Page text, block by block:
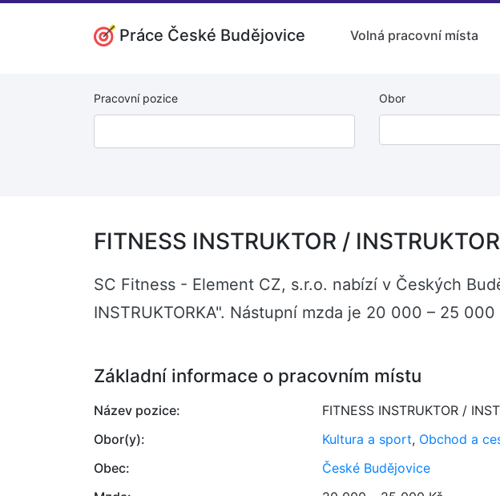
Práce České Budějovice Volná pracovní místa
Pracovní pozice Obor
FITNESS INSTRUKTOR /
SC Fitness - Element CZ, s.r.o. nabízí v Českých
INSTRUKTORKA". Nástupní mzda je 20 000 – 25 000
Základní informace o pracovním místu
Název pozice:
FITNESS INSTRUKTOR /
Obor(y):
Kultura a sport, Obchod a
Obec:
České Budějovice